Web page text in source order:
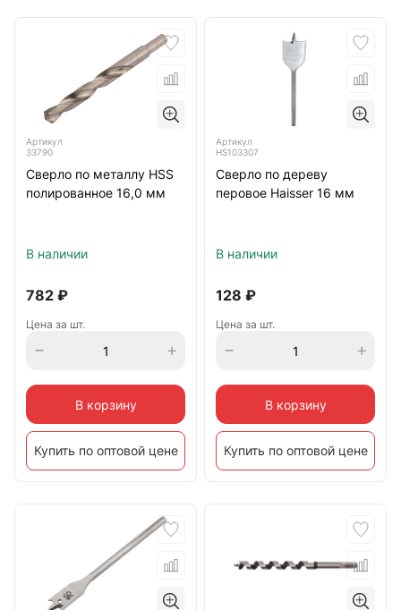
Артикул
33790
Сверло по металлу HSS
полированное 16,0 мм
В наличии
782 ₽
Цена за шт.
В корзину
Купить по оптовой цене
Артикул
HS103307
Сверло по дереву
перовое Haisser 16 мм
В наличии
128 ₽
Цена за шт.
В корзину
Купить по оптовой цене